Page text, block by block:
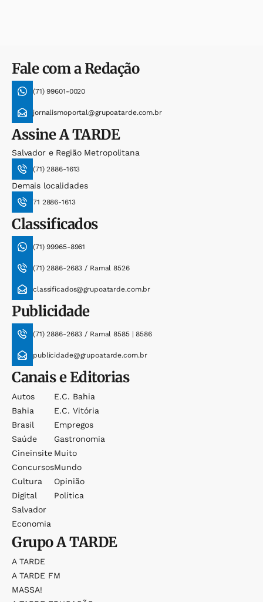
Fale com a Redação
(71) 99601-0020
jornalismoportal@grupoatarde.com.br
AssineA TARDE
Salvador e Região Metropolitana
(71) 2886-1613
Demais localidades
71 2886-1613
Classificados
(71) 99965-8961
(71) 2886-2683 / Ramal 8526
classificados@grupoatarde.com.br
Publicidade
(71) 2886-2683 / Ramal 8585 | 8586
publicidade@grupoatarde.com.br
Canais e Editorias
Autos
Bahia
Brasil
Saúde
Cineinsite
Concursos
Cultura
Digital
Salvador
Economia
E.c. Bahia
E.c. Vitória
Empregos
Gastronomia
Muito
Mundo
Opinião
Política
GrupoA TARDE
A TARDE
A TARDE FM
MASSA!